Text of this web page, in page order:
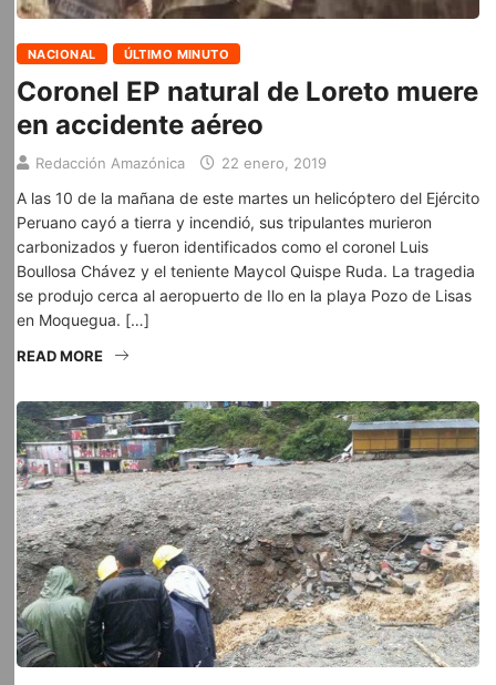
NACIONAL ÚLTIMO MINUTO
Coronel EP natural de Loreto muere
en accidente aéreo
Redacción Amazónica 22 enero, 2019
A las 10 de la mañana de este martes un helicóptero del Ejército
Peruano cayó a tierra y incendió, sus tripulantes murieron
carbonizados y fueron identificados como el coronel Luis
Boullosa Chávez y el teniente Maycol Quispe Ruda. La tragedia
se produjo cerca al aeropuerto de Ilo en la playa Pozo de Lisas
en Moquegua. […]
READ MORE